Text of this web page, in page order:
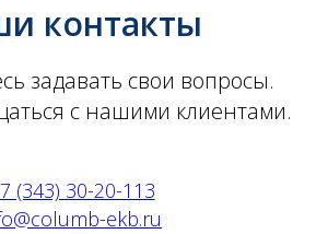
контакты
задавать свои вопросы.
с нашими клиентами.
(343) 30-20-113
ekb.ru